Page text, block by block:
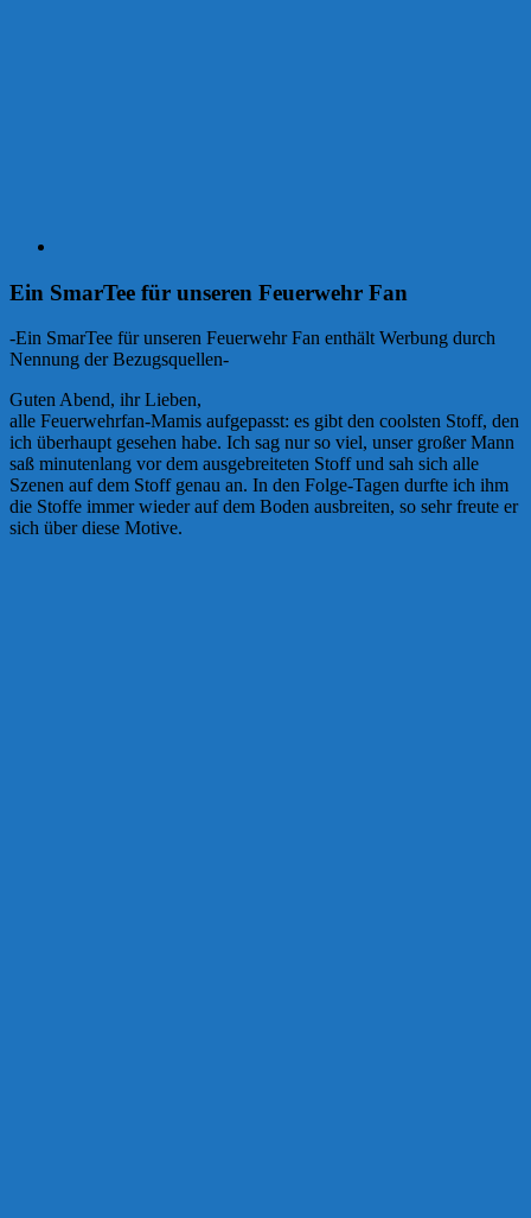
Ein SmarTee für unseren Feuerwehr Fan
-Ein SmarTee für unseren Feuerwehr Fan enthält Werbung durch
Nennung der Bezugsquellen-
Guten Abend, ihr Lieben,
alle Feuerwehrfan-Mamis aufgepasst: es gibt den coolsten Stoff, den
ich überhaupt gesehen habe. Ich sag nur so viel, unser großer Mann
saß minutenlang vor dem ausgebreiteten Stoff und sah sich alle
Szenen auf dem Stoff genau an. In den Folge-Tagen durfte ich ihm
die Stoffe immer wieder auf dem Boden ausbreiten, so sehr freute er
sich über diese Motive.